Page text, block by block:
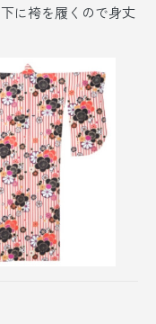
下に袴を履くので身丈